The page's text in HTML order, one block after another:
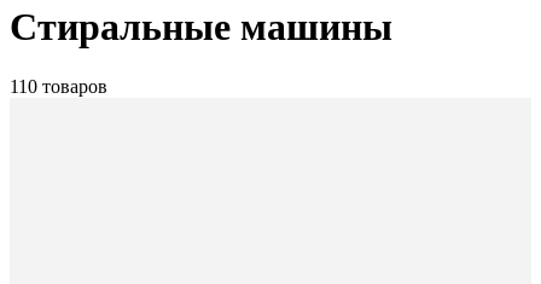
Стиральные машины
110 товаров